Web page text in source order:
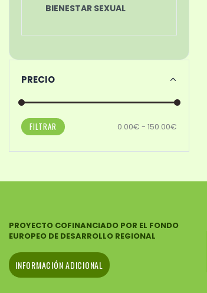
BIENESTAR SEXUAL
PRECIO
FILTRAR 0.00€ - 150.00€
PROYECTO COFINANCIADO POR EL FONDO
EUROPEO DE DESARROLLO REGIONAL
INFORMACIÓN ADICIONAL